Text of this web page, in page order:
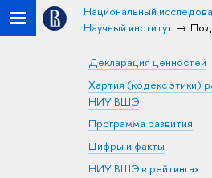
Национальный
Научный институт
Декларация ценностей
Хартия (кодекс этики)
НИУ ВШЭ
Программа развития
Цифры и факты
НИУ ВШЭ в рейтингах